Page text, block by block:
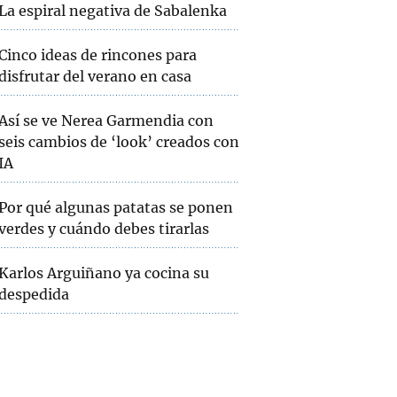
espiral negativa de Sabalenka
ideas de rincones para
del verano en casa
se ve Nerea Garmendia con
cambios de ‘look’ creados con
qué algunas patatas se ponen
y cuándo debes tirarlas
Arguiñano ya cocina su